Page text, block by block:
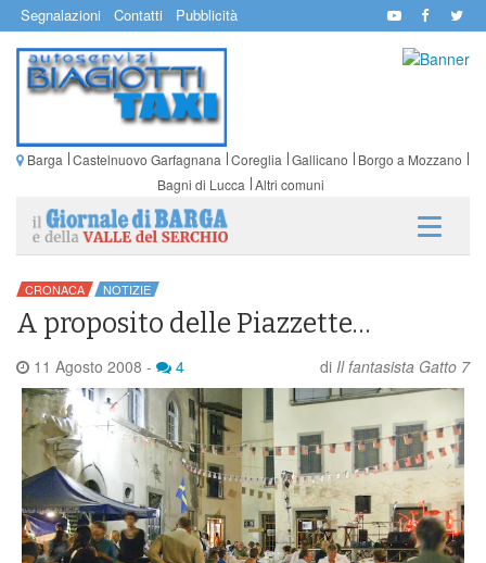
Segnalazioni Contatti Pubblicità
Barga Castelnuovo Garfagnana Coreglia Gallicano
Borgo a Mozzano
Bagni di Lucca Altri comuni
CRONACA NOTIZIE
A proposito delle Piazzette…
11 Agosto 2008 - 4 di Il fantasista Gatto 7